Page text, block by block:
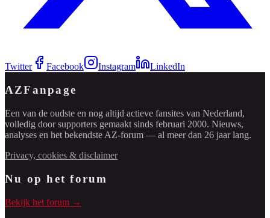
Twitter Facebook Instagram LinkedIn
AZFanpage
Een van de oudste en nog altijd actieve fansites van Nederland,
volledig door supporters gemaakt sinds februari 2000. Nieuws,
analyses en het bekendste AZ-forum — al meer dan 26 jaar lang.
Privacy, cookies & disclaimer
Nu op het forum
Bekijk het forum →